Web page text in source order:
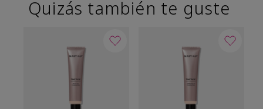
Quizás también te guste